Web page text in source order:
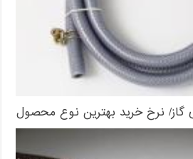
نرخ خرید بهترین نوع محصول